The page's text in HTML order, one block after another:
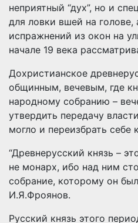
неприятный “дух”, но и
для ловки вшей на
испражнений из окон на
начале 19 века
Дохристианское
общинным, вечевым, где
народному собранию –
утвердить передачу
могло и переизбрать себе
“Древнерусский князь –
не монарх, ибо над ним
собрание, которому он
И.Я.Фроянов.
Русский князь этого